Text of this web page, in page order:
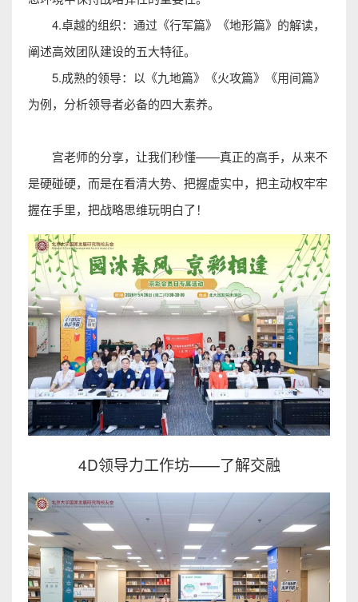
4.卓越的组织：通过《行军篇》
《地形篇》 的解读，
阐述高效团队建设的五大特征。
5.成熟的领导：以 《九地篇》
《火攻篇》《用间篇》
为例，分析领导者必备的四大素养。
宫老师的分享，让我们秒懂——真正的高手，从来不
是硬碰硬，而是在看清大势、把握虚实中，把主动权牢牢
握在手里，把战略思维玩明白了！
4D领导力工作坊——了解交融